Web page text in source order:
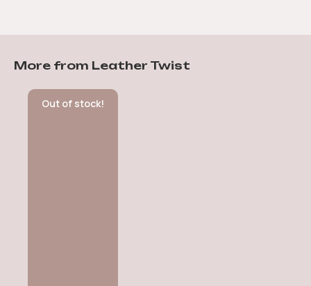
More from Leather Twist
Out of stock!